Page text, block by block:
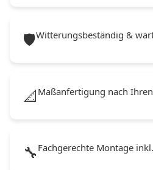
🛡️Witterungsbeständig &
📐 Maßanfertigung nach
🔧 Fachgerechte Montage